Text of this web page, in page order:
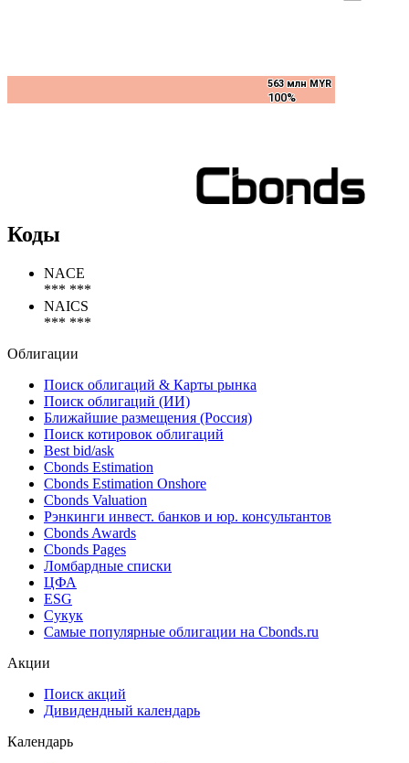
563 млн MYR
100%
563 млн MYR
100%
Коды
NACE
*** ***
NAICS
*** ***
Облигации
Поиск облигаций & Карты рынка
Поиск облигаций (ИИ)
Ближайшие размещения (Россия)
Поиск котировок облигаций
Best bid/ask
Cbonds Estimation
Cbonds Estimation Onshore
Cbonds Valuation
Рэнкинги инвест. банков и юр. консультантов
Cbonds Awards
Cbonds Pages
Ломбардные списки
ЦФА
ESG
Сукук
Самые популярные облигации на Cbonds.ru
Акции
Поиск акций
Дивидендный календарь
Календарь